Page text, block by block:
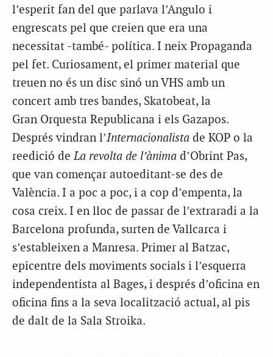
l’esperit fan del que parlava l’Angulo i
engrescats pel que creien que era una
necessitat -també- política. I neix Propaganda
pel fet. Curiosament, el primer material que
treuen no és un disc sinó un VHS amb un
concert amb tres bandes, Skatobeat, la
Gran Orquesta Republicana i els Gazapos.
Després vindran l’Internacionalista de KOP o la
reedició deLa revolta de l’ànima d’Obrint Pas,
que van començar autoeditant-se des de
València. I a poc a poc, i a cop d’empenta, la
cosa creix. I en lloc de passar de l’extraradi a la
Barcelona profunda, surten de Vallcarca i
s’estableixen a Manresa. Primer al Batzac,
epicentre dels moviments socials i l’esquerra
independentista al Bages, i després d’oficina en
oficina fins a la seva localització actual, al pis
de dalt de la Sala Stroika.